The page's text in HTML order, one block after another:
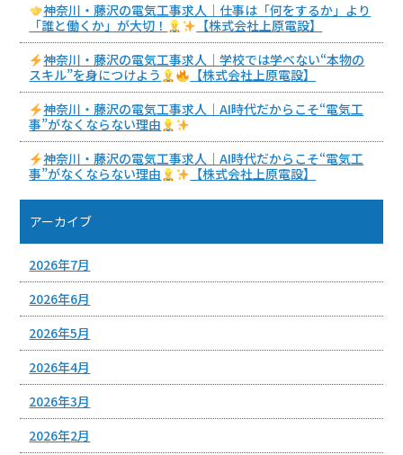
神奈川・藤沢の電気工事求人｜仕事は「何をするか」より
「誰と働くか」が大切！
【株式会社上原電設】
神奈川・藤沢の電気工事求人｜学校では学べない“本物の
スキル”を身につけよう
【株式会社上原電設】
神奈川・藤沢の電気工事求人｜AI時代だからこそ“電気工
事”がなくならない理由
神奈川・藤沢の電気工事求人｜AI時代だからこそ“電気工
事”がなくならない理由
【株式会社上原電設】
アーカイブ
2026年7月
2026年6月
2026年5月
2026年4月
2026年3月
2026年2月